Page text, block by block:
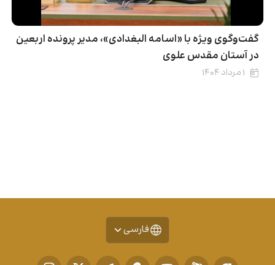
گفت‌وگوی ویژه با «اسامه البغدادی»، مدیر پرونده اربعین
در آستان مقدس علوی
۱ مرداد ۱۴۰۴
فارسی